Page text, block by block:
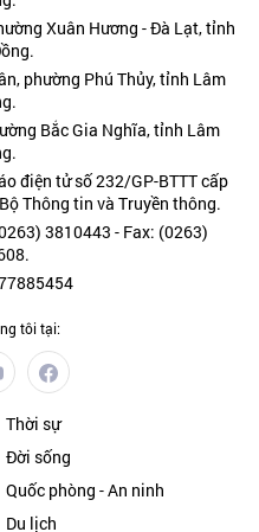
Xuân Hương - Đà Lạt, tỉnh
phường Phú Thủy, tỉnh Lâm
Bắc Gia Nghĩa, tỉnh Lâm
điện tử số 232/GP-BTTT cấp
Thông tin và Truyền thông.
3810443 - Fax: (0263)
tôi tại:
Thời sự
Đời sống
Quốc phòng - An ninh
Du lịch